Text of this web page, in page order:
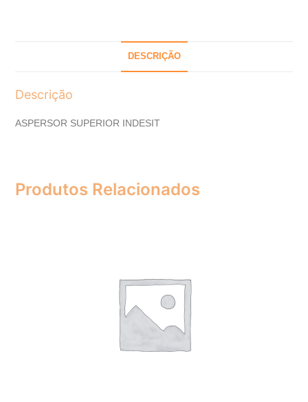
DESCRIÇÃO
Descrição
ASPERSOR SUPERIOR INDESIT
Produtos Relacionados